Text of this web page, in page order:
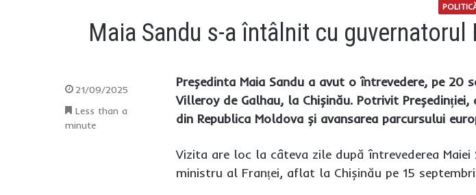
Maia Sandu s-a întâlnit cu
Președinta Maia Sandu a avut o întrevedere, pe 20
Villeroy de Galhau, la Chișinău. Potrivit
din Republica Moldova și avansarea parcursului
Vizita are loc la câteva zile după întrevederea
ministru al Franței, aflat la Chișinău pe 15
21/09/2025
Less than a
minute